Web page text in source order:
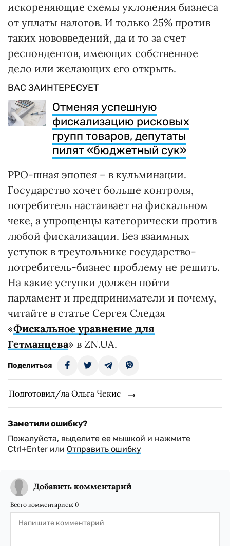
искореняющие схемы уклонения бизнеса
от уплаты налогов. И только 25% против
таких нововведений, да и то за счет
респондентов, имеющих собственное
дело или желающих его открыть.
ВАС ЗАИНТЕРЕСУЕТ
Отменяя успешную
фискализацию рисковых
групп товаров, депутаты
пилят «бюджетный сук»
РРО-шная эпопея – в кульминации.
Государство хочет больше контроля,
потребитель настаивает на фискальном
чеке, а упрощенцы категорически против
любой фискализации. Без взаимных
уступок в треугольнике государство-
потребитель-бизнес проблему не решить.
На какие уступки должен пойти
парламент и предприниматели и почему,
читайте в статье Сергея Следзя
«Фискальное уравнение для
Гетманцева» в ZN.UA.
Поделиться
Подготовил/ла Ольга Чекис
Заметили ошибку?
Пожалуйста, выделите ее мышкой и нажмите
Ctrl+Enter или Отправить ошибку
Добавить комментарий
Всего комментариев: 0